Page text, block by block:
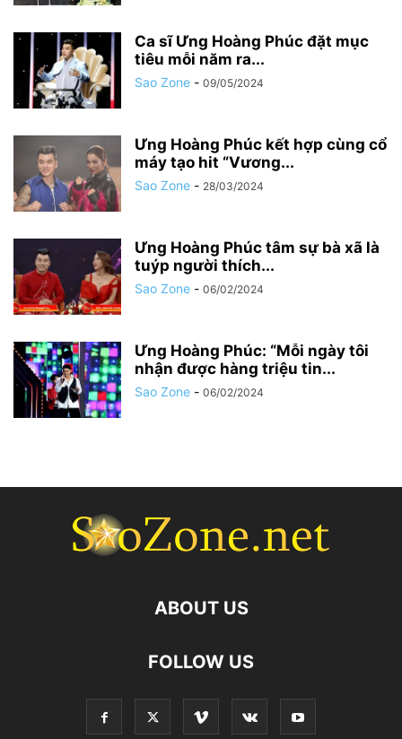
Ca sĩ Ưng Hoàng Phúc đặt mục
tiêu mỗi năm ra...
Sao Zone - 09/05/2024
Ưng Hoàng Phúc kết hợp cùng cổ
máy tạo hit “Vương...
Sao Zone - 28/03/2024
Ưng Hoàng Phúc tâm sự bà xã là
tuýp người thích...
Sao Zone - 06/02/2024
Ưng Hoàng Phúc: “Mỗi ngày tôi
nhận được hàng triệu tin...
Sao Zone - 06/02/2024
ABOUT US
FOLLOW US